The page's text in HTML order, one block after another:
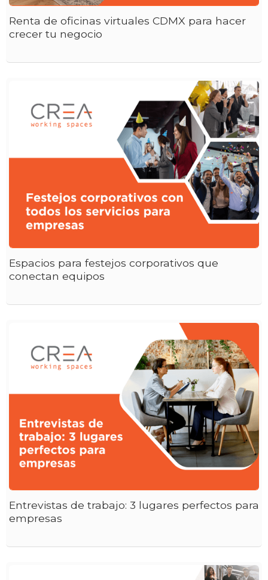
Renta de oficinas virtuales CDMX para hacer
crecer tu negocio
Espacios para festejos corporativos que
conectan equipos
Entrevistas de trabajo: 3 lugares perfectos para
empresas